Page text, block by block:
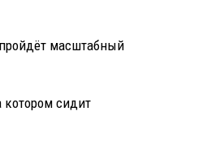
масштабный
котором сидит